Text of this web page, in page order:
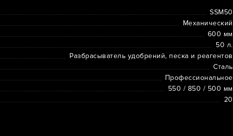
SSM50
Механический
600 мм
50 л.
Разбрасыватель удобрений, песка и реагентов
Сталь
Профессиональное
550 / 850 / 500 мм
20